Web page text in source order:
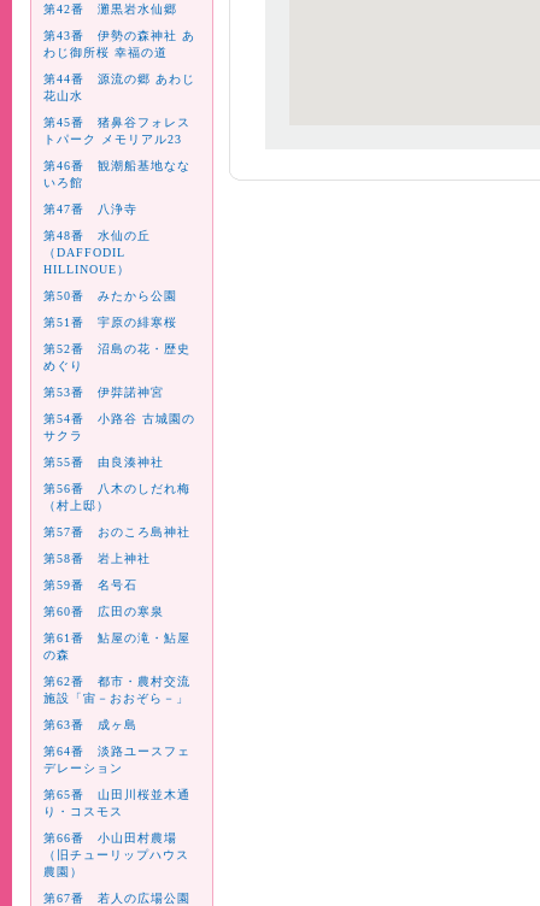
第42番 灘黒岩水仙郷
第43番 伊勢の森神社 あ
わじ御所桜 幸福の道
第44番 源流の郷 あわじ
花山水
第45番 猪鼻谷フォレス
トパーク メモリアル23
第46番 観潮船基地なな
いろ館
第47番 八浄寺
第48番 水仙の丘
（DAFFODIL
HILLINOUE）
第50番 みたから公園
第51番 宇原の緋寒桜
第52番 沼島の花・歴史
めぐり
第53番 伊弉諾神宮
第54番 小路谷 古城園の
サクラ
第55番 由良湊神社
第56番 八木のしだれ梅
（村上邸）
第57番 おのころ島神社
第58番 岩上神社
第59番 名号石
第60番 広田の寒泉
第61番 鮎屋の滝・鮎屋
の森
第62番 都市・農村交流
施設「宙－おおぞら－」
第63番 成ヶ島
第64番 淡路ユースフェ
デレーション
第65番 山田川桜並木通
り・コスモス
第66番 小山田村農場
（旧チューリップハウス
農園）
第67番 若人の広場公園